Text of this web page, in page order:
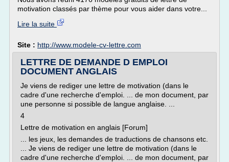
motivation classés par thème pour vous aider dans votre...
Lire la suite
Site : http://www.modele-cv-lettre.com
LETTRE DE DEMANDE D EMPLOI
DOCUMENT ANGLAIS
Je viens de rediger une lettre de motivation (dans le
cadre d'une recherche d'emploi. ... de mon document, par
une personne si possible de langue anglaise. ...
4
Lettre de motivation en anglais [Forum]
... les jeux, les demandes de traductions de chansons etc.
... Je viens de rediger une lettre de motivation (dans le
cadre d'une recherche d'emploi. ... de mon document, par